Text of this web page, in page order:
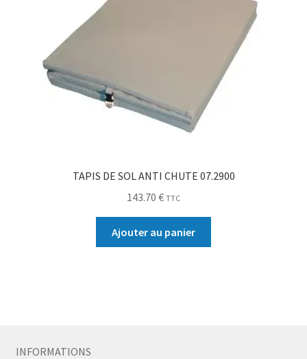
TAPIS DE SOL ANTI CHUTE 07.2900
143.70 € TTC
Ajouter au panier
INFORMATIONS